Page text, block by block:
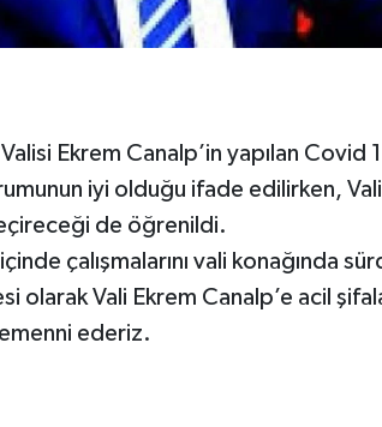
Ekrem Canalp’in yapılan
iyi olduğu ifade edilirken,
de öğrenildi.
çalışmalarını vali konağında
olarak Vali Ekrem Canalp’e acil
ederiz.